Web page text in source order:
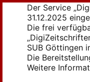
Der Service
31.12.2025
Die frei
SUB Göttingen
Die
Weitere